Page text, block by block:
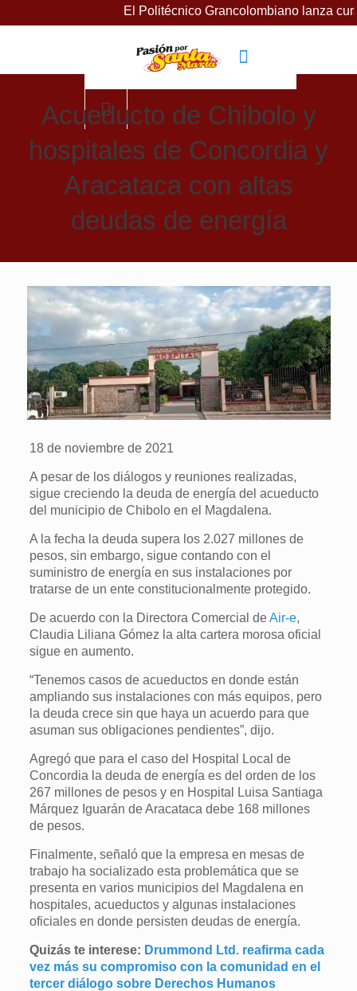
El Politécnico Grancolombiano lanza cursos
Acueducto de Chibolo y
hospitales de Concordia y
Aracataca con altas
deudas de energía
18 de noviembre de 2021
A pesar de los diálogos y reuniones realizadas,
sigue creciendo la deuda de energía del acueducto
del municipio de Chibolo en el Magdalena.
A la fecha la deuda supera los 2.027 millones de
pesos, sin embargo, sigue contando con el
suministro de energía en sus instalaciones por
tratarse de un ente constitucionalmente protegido.
De acuerdo con la Directora Comercial deAir-e,
Claudia Liliana Gómez la alta cartera morosa oficial
sigue en aumento.
“Tenemos casos de acueductos en donde están
ampliando sus instalaciones con más equipos, pero
la deuda crece sin que haya un acuerdo para que
asuman sus obligaciones pendientes”, dijo.
Agregó que para el caso del Hospital Local de
Concordia la deuda de energía es del orden de los
267 millones de pesos y en Hospital Luisa Santiaga
Márquez Iguarán de Aracataca debe 168 millones
de pesos.
Finalmente, señaló que la empresa en mesas de
trabajo ha socializado esta problemática que se
presenta en varios municipios del Magdalena en
hospitales, acueductos y algunas instalaciones
oficiales en donde persisten deudas de energía.
Quizás te interese: Drummond Ltd. reafirma cada
vez más su compromiso con la comunidad en el
tercer diálogo sobre Derechos Humanos